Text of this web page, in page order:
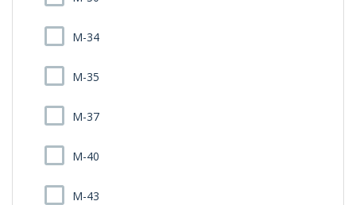
M-34
M-35
M-37
M-40
M-43